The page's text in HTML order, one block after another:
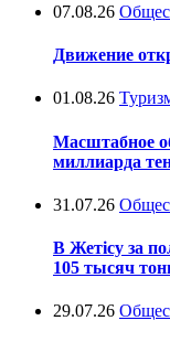
07.08.26
Движение
01.08.26
Масштабное
миллиарда
31.07.26
В Жетісу за
105 тысяч
29.07.26